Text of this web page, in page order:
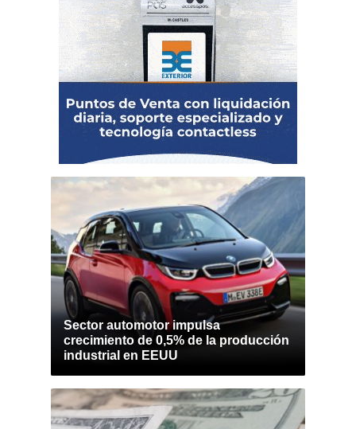
Sector automotor impulsa
crecimiento de 0,5% de la producción
industrial en EEUU